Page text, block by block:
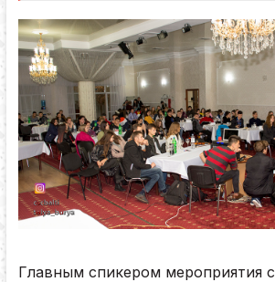
Главным спикером мероприятия